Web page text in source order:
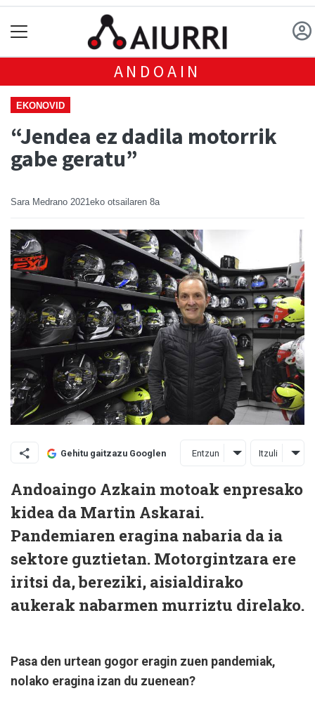
ANDOAIN
EKONOVID
“Jendea ez dadila motorrik
gabe geratu”
Sara Medrano 2021eko otsailaren 8a
Gehitu gaitzazu Googlen Entzun Itzuli
Andoaingo Azkain motoak enpresako
kidea da Martin Askarai.
Pandemiaren eragina nabaria da ia
sektore guztietan. Motorgintzara ere
iritsi da, bereziki, aisialdirako
aukerak nabarmen murriztu direlako.
Pasa den urtean gogor eragin zuen pandemiak,
nolako eragina izan du zuenean?